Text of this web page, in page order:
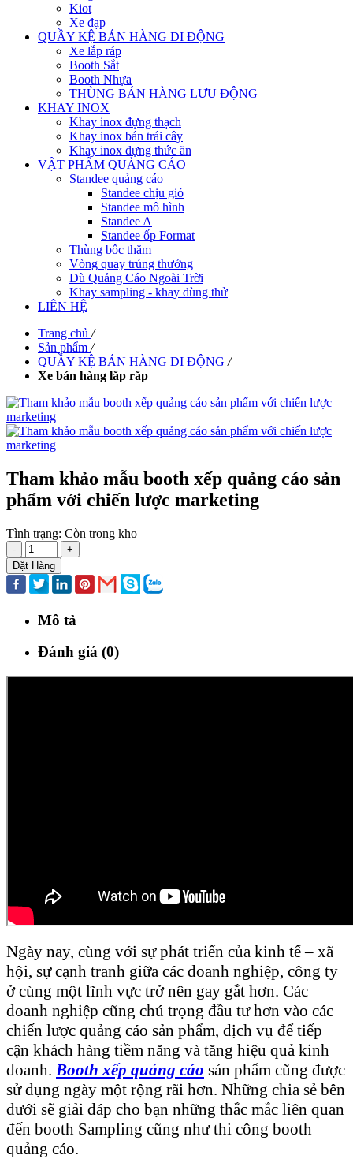
Kiot
Xe đạp
QUẦY KỆ BÁN HÀNG DI ĐỘNG
Xe lắp ráp
Booth Sắt
Booth Nhựa
THÙNG BÁN HÀNG LƯU ĐỘNG
KHAY INOX
Khay inox đựng thạch
Khay inox bán trái cây
Khay inox đựng thức ăn
VẬT PHẨM QUẢNG CÁO
Standee quảng cáo
Standee chịu gió
Standee mô hình
Standee A
Standee ốp Format
Thùng bốc thăm
Vòng quay trúng thưởng
Dù Quảng Cáo Ngoài Trời
Khay sampling - khay dùng thử
LIÊN HỆ
Trang chủ /
Sản phẩm /
QUẦY KỆ BÁN HÀNG DI ĐỘNG /
Xe bán hàng lắp rắp
Tham khảo mẫu booth xếp quảng cáo sản
phẩm với chiến lược marketing
Tình trạng: Còn trong kho
-
+
Đặt Hàng
Mô tả
Đánh giá (0)
Ngày nay, cùng với sự phát triển của kinh tế – xã
hội, sự cạnh tranh giữa các doanh nghiệp, công ty
ở cùng một lĩnh vực trở nên gay gắt hơn. Các
doanh nghiệp cũng chú trọng đầu tư hơn vào các
chiến lược quảng cáo sản phẩm, dịch vụ để tiếp
cận khách hàng tiềm năng và tăng hiệu quả kinh
doanh.Booth xếp quảng cáo sản phẩm cũng được
sử dụng ngày một rộng rãi hơn. Những chia sẻ bên
dưới sẽ giải đáp cho bạn những thắc mắc liên quan
đến booth Sampling cũng như thi công booth
quảng cáo.